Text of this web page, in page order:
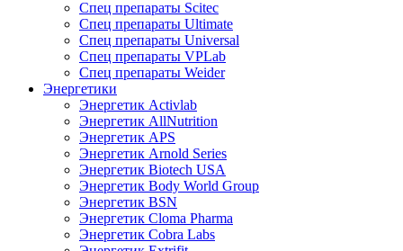
Спец препараты Scitec
Спец препараты Ultimate
Спец препараты Universal
Спец препараты VPLab
Спец препараты Weider
Энергетики
Энергетик Activlab
Энергетик AllNutrition
Энергетик APS
Энергетик Arnold Series
Энергетик Biotech USA
Энергетик Body World Group
Энергетик BSN
Энергетик Cloma Pharma
Энергетик Cobra Labs